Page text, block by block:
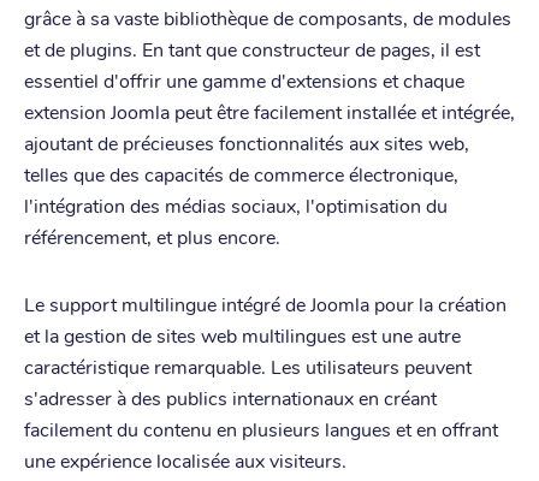
grâce à sa vaste bibliothèque de composants, de modules
et de plugins. En tant que constructeur de pages, il est
essentiel d'offrir une gamme d'extensions et chaque
extension Joomla peut être facilement installée et intégrée,
ajoutant de précieuses fonctionnalités aux sites web,
telles que des capacités de commerce électronique,
l'intégration des médias sociaux, l'optimisation du
référencement, et plus encore.
Le support multilingue intégré de Joomla pour la création
et la gestion de sites web multilingues est une autre
caractéristique remarquable. Les utilisateurs peuvent
s'adresser à des publics internationaux en créant
facilement du contenu en plusieurs langues et en offrant
une expérience localisée aux visiteurs.